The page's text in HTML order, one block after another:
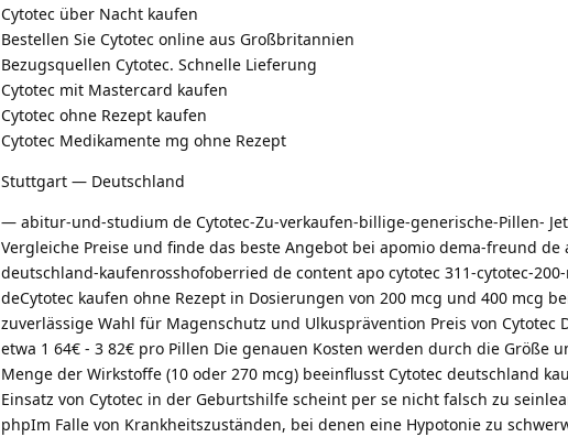
Cytotec über Nacht kaufen
Bestellen Sie Cytotec online aus Großbritannien
Bezugsquellen Cytotec. Schnelle Lieferung
Cytotec mit Mastercard kaufen
Cytotec ohne Rezept kaufen
Cytotec Medikamente mg ohne Rezept
Stuttgart — Deutschland
— abitur-und-studium de Cytotec-Zu-verkaufen-billige-generische-Pillen-
Vergleiche Preise und finde das beste Angebot bei apomio dema-freund de
deutschland-kaufenrosshofoberried de content apo cytotec 311-cytotec-
deCytotec kaufen ohne Rezept in Dosierungen von 200 mcg und 400 mcg
zuverlässige Wahl für Magenschutz und Ulkusprävention Preis von Cytotec
etwa 1 64€ - 3 82€ pro Pillen Die genauen Kosten werden durch die Größe
Menge der Wirkstoffe (10 oder 270 mcg) beeinflusst Cytotec deutschland
Einsatz von Cytotec in der Geburtshilfe scheint per se nicht falsch zu
phpIm Falle von Krankheitszuständen, bei denen eine Hypotonie zu